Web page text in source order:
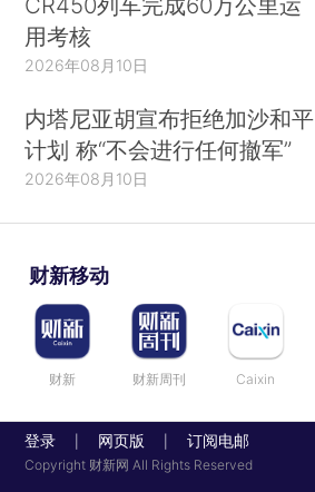
用考核
2026年08月10日
内塔尼亚胡宣布拒绝加沙和平
计划 称“不会进行任何撤军”
2026年08月10日
财新移动
财新 财新周刊 Caixin
登录 网页版 订阅电邮
Copyright 财新网 All Rights Reserved